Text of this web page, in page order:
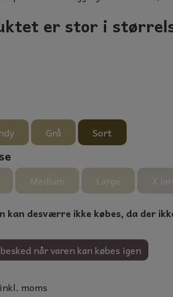
er stor i
Grå Sort
Medium Large X
kan desværre ikke købes, da der
når varen kan købes igen
moms